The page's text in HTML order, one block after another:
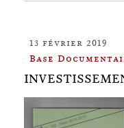
13 février 2019
Base